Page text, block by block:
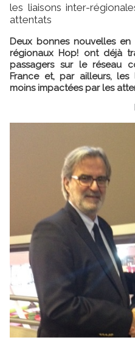
les liaisons inter-
attentats
Deux bonnes nouvelles
régionaux Hop! ont déjà
passagers sur le réseau
France et, par ailleurs, les
moins impactées par les